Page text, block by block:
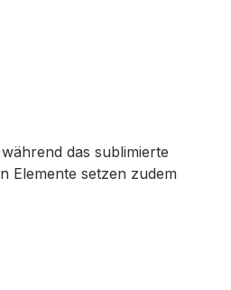
das sublimierte
Elemente setzen zudem